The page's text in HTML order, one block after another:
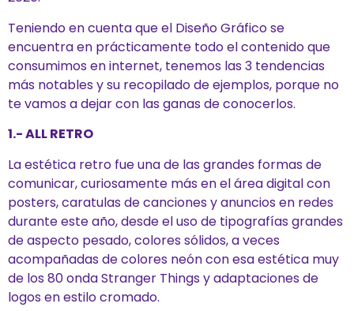
Teniendo en cuenta que el Diseño Gráfico se
encuentra en prácticamente todo el contenido que
consumimos en internet, tenemos las 3 tendencias
más notables y su recopilado de ejemplos, porque no
te vamos a dejar con las ganas de conocerlos.
1.- ALL RETRO
La estética retro fue una de las grandes formas de
comunicar, curiosamente más en el área digital con
posters, caratulas de canciones y anuncios en redes
durante este año, desde el uso de tipografías grandes
de aspecto pesado, colores sólidos, a veces
acompañadas de colores neón con esa estética muy
de los 80 onda Stranger Things y adaptaciones de
logos en estilo cromado.